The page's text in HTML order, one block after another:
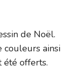
de Noël.
couleurs ainsi
été offerts.